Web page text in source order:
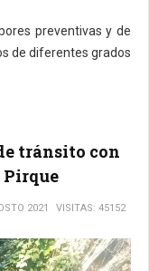
preventivas y de
de diferentes grados
tránsito con
2021 VISITAS: 45152